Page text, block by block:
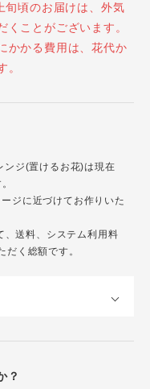
頃のお届けは、外気
ことがございます。
かかる費用は、花代か
。
ンジ(置けるお花)は現在
ジに近づけてお作りいた
送料、システム利用料
く総額です。
？